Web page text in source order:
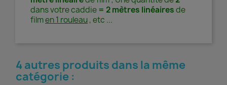
dans votre caddie = 2 mètres linéairesde
filmen 1 rouleau, etc ...
4 autres produits dans la même
catégorie :